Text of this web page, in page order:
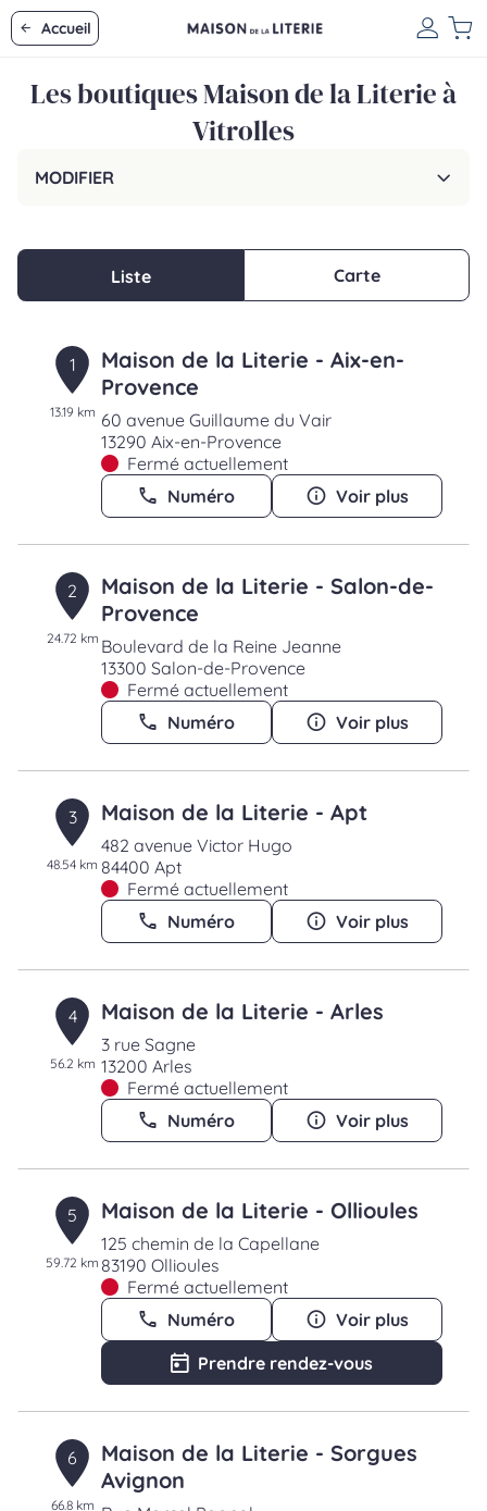
Accueil
Les boutiques Maison de la Literie à
Vitrolles
MODIFIER
Liste Carte
1
13.19 km
Maison de la Literie - Aix-en-
Provence
60 avenue Guillaume du Vair
13290 Aix-en-Provence
Fermé actuellement
Numéro
Voir plus
2
24.72 km
Maison de la Literie - Salon-de-
Provence
Boulevard de la Reine Jeanne
13300 Salon-de-Provence
Fermé actuellement
Numéro
Voir plus
3
48.54 km
Maison de la Literie - Apt
482 avenue Victor Hugo
84400 Apt
Fermé actuellement
Numéro
Voir plus
4
56.2 km
Maison de la Literie - Arles
3 rue Sagne
13200 Arles
Fermé actuellement
Numéro
Voir plus
5
59.72 km
Maison de la Literie - Ollioules
125 chemin de la Capellane
83190 Ollioules
Fermé actuellement
Numéro
Voir plus
Prendre rendez-vous
6
66.8 km
Maison de la Literie - Sorgues
Avignon